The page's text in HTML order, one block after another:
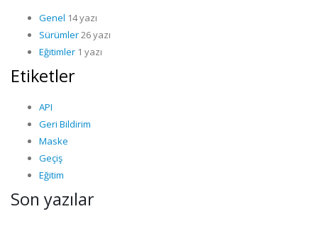
Genel 14 yazı
Sürümler26 yazı
Eğitimler 1 yazı
Etiketler
API
Geri Bildirim
Maske
Geçiş
Eğitim
Son yazılar